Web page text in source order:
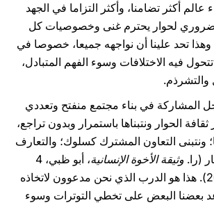
عالم أكثر تضامنا، وأكثر التزاما في الجهد
لحوار يحترم غنى وخصوصيات كل
تحد علينا أن نواجهه جميعا، خصوصا في
فيه الاختلافات وسوء الفهم المتبادل،
المشاركة في بناء مجتمع منفتح وتعددي
الحوار ونتبناها باستمرار وبدون تراجع،
ونتبنى التعاون المشترك كسلوك؛ والتعارف
(را. وثيقة الأخوة الإنسانية
، أبو ظبي، 4
فبراير / شباط 2019). هذا هو الدرب الذي نحن مدعوون لاتخاذه
بعضنا البعض على تخطي التوترات وسوء